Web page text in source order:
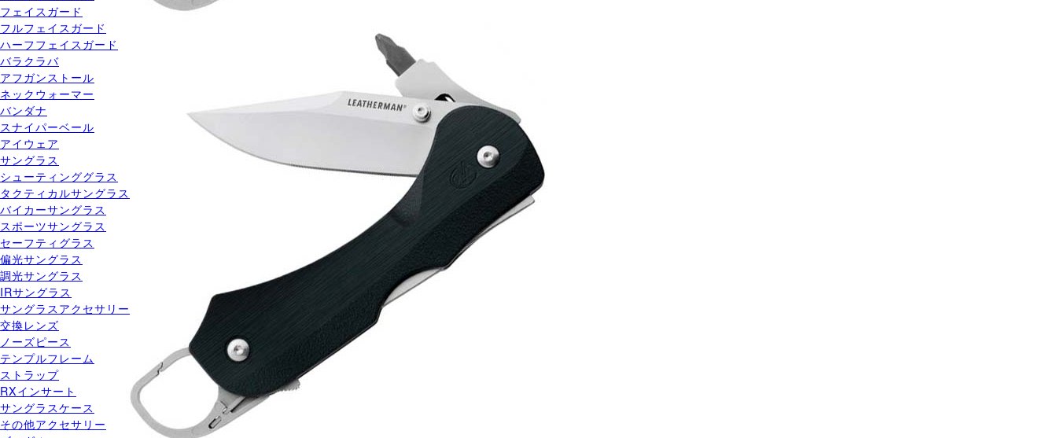
フェイスガード
フルフェイスガード
ハーフフェイスガード
バラクラバ
アフガンストール
ネックウォーマー
バンダナ
スナイパーベール
アイウェア
サングラス
シューティンググラス
タクティカルサングラス
バイカーサングラス
スポーツサングラス
セーフティグラス
偏光サングラス
調光サングラス
IRサングラス
サングラスアクセサリー
交換レンズ
ノーズピース
テンプルフレーム
ストラップ
RXインサート
サングラスケース
その他アクセサリー